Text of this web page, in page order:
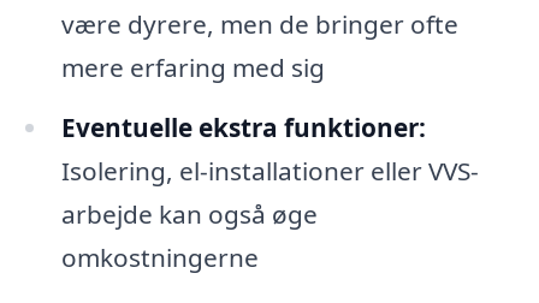
være dyrere, men de bringer ofte
mere erfaring med sig
Eventuelle ekstra funktioner:
Isolering, el-installationer eller VVS-
arbejde kan også øge
omkostningerne